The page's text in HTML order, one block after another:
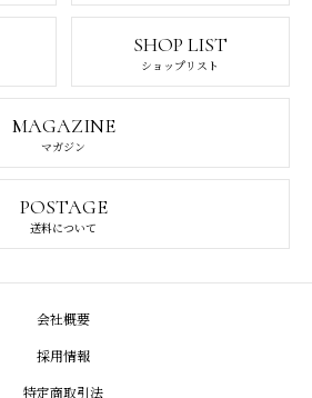
SHOP LIST
ショップリスト
MAGAZINE
マガジン
POSTAGE
送料について
会社概要
採用情報
特定商取引法